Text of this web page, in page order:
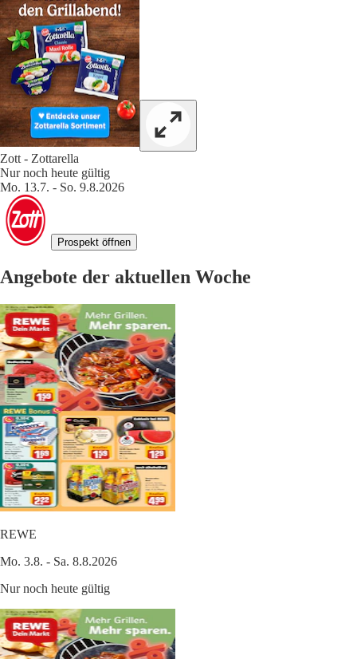
Zott - Zottarella
Nur noch heute gültig
Mo. 13.7. - So. 9.8.2026
Prospekt öffnen
Angebote der aktuellen Woche
REWE
Mo. 3.8. - Sa. 8.8.2026
Nur noch heute gültig